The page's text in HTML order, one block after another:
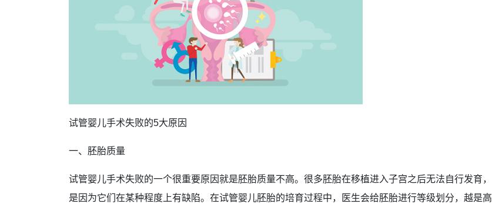
试管婴儿手术失败的5大原因
一、胚胎质量
试管婴儿手术失败的一个很重要原因就是胚胎质量不高。很多胚胎在移植进入子宫之后无法自行发育，
是因为它们在某种程度上有缺陷。在试管婴儿胚胎的培育过程中，医生会给胚胎进行等级划分，越是高